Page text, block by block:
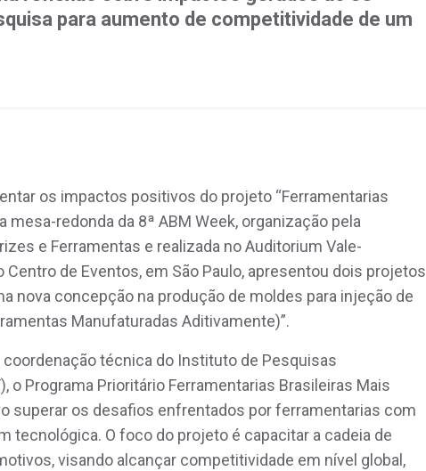
para aumento de competitividade de um
os impactos positivos do projeto “Ferramentarias
mesa-redonda da 8ª ABM Week, organização pela
e Ferramentas e realizada no Auditorium Vale-
Centro de Eventos, em São Paulo, apresentou dois projetos
nova concepção na produção de moldes para injeção de
Manufaturadas Aditivamente)”.
coordenação técnica do Instituto de Pesquisas
o Programa Prioritário Ferramentarias Brasileiras Mais
superar os desafios enfrentados por ferramentarias com
tecnológica. O foco do projeto é capacitar a cadeia de
visando alcançar competitividade em nível global,